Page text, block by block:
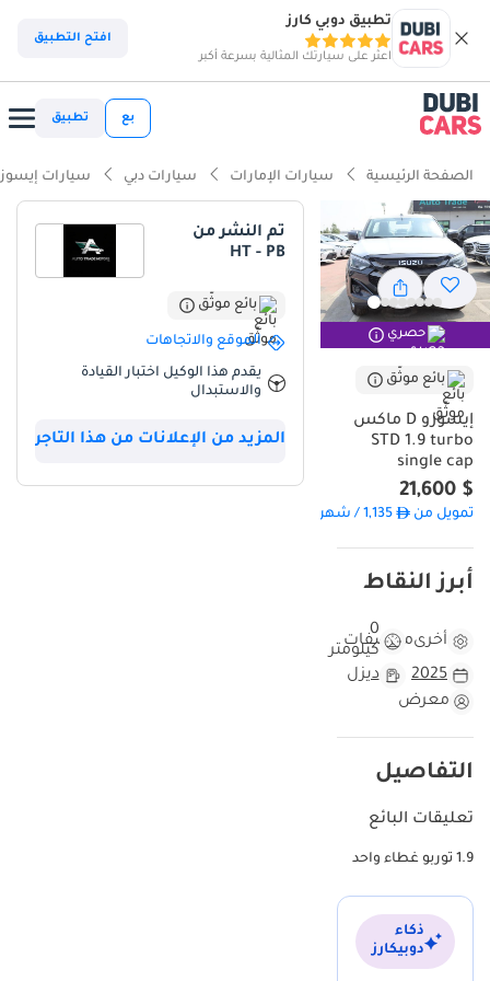
تطبيق دوبي كارز
اعثر على سيارتك المثالية بسرعة أكبر
افتح التطبيق
بع تطبيق
الصفحة الرئيسية سيارات الإمارات سيارات دبي سيارات
حصري
بائع موثّق
إيسوزو D ماكس
STD 1.9 turbo
single cap
$ 21,600
تمويل من 1,135 / شهر
أبرز النقاط
أخرىمواصفات
0
كيلومتر
2025
ديزل
معرض
التفاصيل
تعليقات البائع
1.9 توربو غطاء واحد
ذكاء
دوبيكارز
تم النشر من
HT - PB
بائع موثّق
الموقع والاتجاهات
يقدم هذا الوكيل اختبار القيادة
والاستبدال
المزيد من الإعلانات من هذا التاجر
ذكاء دوبي كارز
ذكاء دوبيكارز
أفضل اقتصاد في استهلاك الوقود في فئتها
أقل تكلفة تشغيل في فئتها
أدنى معدل انخفاض في القيمة في فئتها
تعد Isuzu D-MAX 2025 الخيار الأول والأنسب في منطقة الخليج لمن
يبحث عن مركبة تجمع بين القوة الاقتصادية والاعتمادية المطلقة التي لا
تضاهى. بفضل محرك الديزل المتطور وناقل الحركة اليدوي، تقدم هذه
الشاحنة أداءً جباراً في استهلاك الوقود، مما يجعلها استثماراً ذكياً سواء
للأعمال أو للاستخدام الشخصي الشاق. اللون الرمادي المتوفر في هذا
الموديل يعتبر من الألوان المرغوبة بشدة في سوق المستعمل نظراً
أي مكان. هذه المركبة مصممة لتكون رفيق درب يعتمد عليه في أقسى
الظروف الجوية والمناخية التي تشهدها المنطقة.
هذه السيارة مقارنة بسيارات Isuzu D-MAX 2025 الأخرى
باعتبارها موديل 2025 الجديد كلياً، فإن هذه المركبة تضعك في مقدمة
المقطوعة في هذا الموديل الجديد تعتبر الأفضل في فئتها داخل سوق
المستعمل الخليجي، حيث توفر للمشتري فرصة البدء بصفحة بيضاء مع
محرك ديزل جديد تماماً. اللون الرمادي الخارجي يمنحها تميزاً عملياً كونه
يحافظ على رونقه تحت أشعة الشمس القوية في دول مجلس التعاون،
استهلكت في المهام الشاقة، توفر هذه السيارة عمراً افتراضياً أطول بكثير
وموثوقية عالية للمستقبل. إنها تمثل التوازن المثالي بين كفاءة المصنع
والجاهزية للعمل الفوري في بيئة الخليج الصعبة.